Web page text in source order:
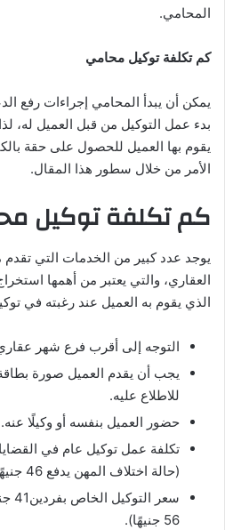
المحامي.
كم تكلفة توكيل محامي
يمكن أن يبدأ المحامي إجراءات رفع
بدء عمل التوكيل من قبل العميل له،
يقوم بها العميل للحصول على حقة
الأمر من خلال سطور هذا المقال.
كم تكلفة توكيل
يوجد عدد كبير من الخدمات التي
العقاري، والتي يعتبر من أهمها
الذي يقوم به العميل عند رغبته في
التوجه إلى أقرب فرع شهر
يجب أن يقدم العميل صورة
للاطلاع عليه.
حضور العميل بنفسه أو وكيلًا عنه.
(حالة اختلاف المهن يدفع 46 جنيهًا).
56 جنيهًا).